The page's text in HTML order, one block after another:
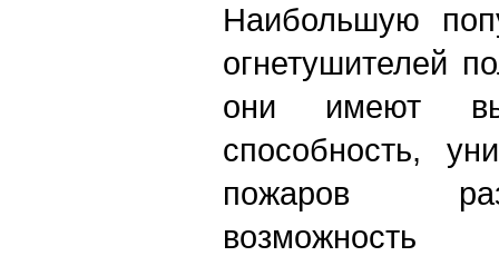
Наибольшую
огнетушителей
они имеют
способность,
пожаров